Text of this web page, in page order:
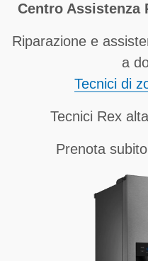
Centro Assistenza
Riparazione e
a
Tecnici di
Tecnici Rex
Prenota